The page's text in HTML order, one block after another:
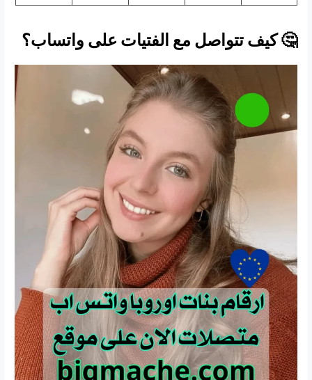
🤔 كيف تتواصل مع الفتيات على واتساب؟